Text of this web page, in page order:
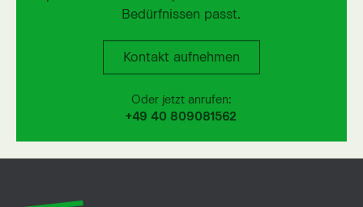
Bedürfnissen passt.
Kontakt aufnehmen
Kontakt aufnehmen
Oder jetzt anrufen:
+49 40 809081562